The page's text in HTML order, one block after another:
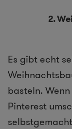
2.
Es gibt echt
basteln.
Pinterest